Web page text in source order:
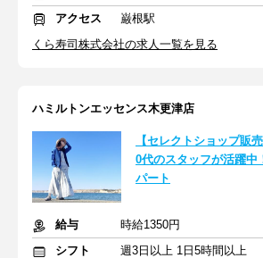
アクセス
巌根駅
くら寿司株式会社の求人一覧を見る
ハミルトンエッセンス木更津店
【セレクトショップ販
0代のスタッフが活躍中
パート
給与
時給1350円
シフト
週3日以上 1日5時間以上